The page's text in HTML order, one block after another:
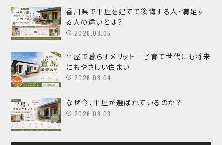
香川県で平屋を建てて後悔する人・満足す
る人の違いとは？
2026.08.05
平屋で暮らすメリット｜子育て世代にも将来
にもやさしい住まい
2026.08.04
なぜ今、平屋が選ばれているのか？
2026.08.03